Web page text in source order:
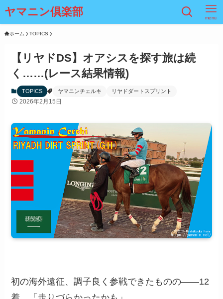
ヤマニン倶楽部 menu
ホーム TOPICS
【リヤドDS】オアシスを探す旅は続
く……(レース結果情報)
TOPICS ヤマニンチェルキ リヤドダートスプリント
2026年2月15日
初の海外遠征、調子良く参戦できたものの――12